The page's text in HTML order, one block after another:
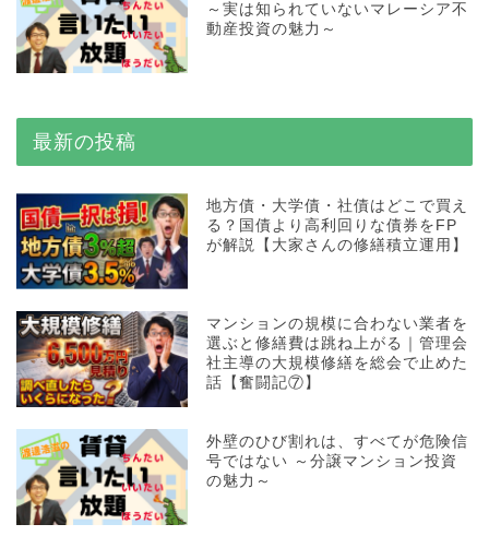
～実は知られていないマレーシア不
動産投資の魅力～
最新の投稿
地方債・大学債・社債はどこで買え
る？国債より高利回りな債券をFP
が解説【大家さんの修繕積立運用】
マンションの規模に合わない業者を
選ぶと修繕費は跳ね上がる｜管理会
社主導の大規模修繕を総会で止めた
話【奮闘記⑦】
外壁のひび割れは、すべてが危険信
号ではない ～分譲マンション投資
の魅力～